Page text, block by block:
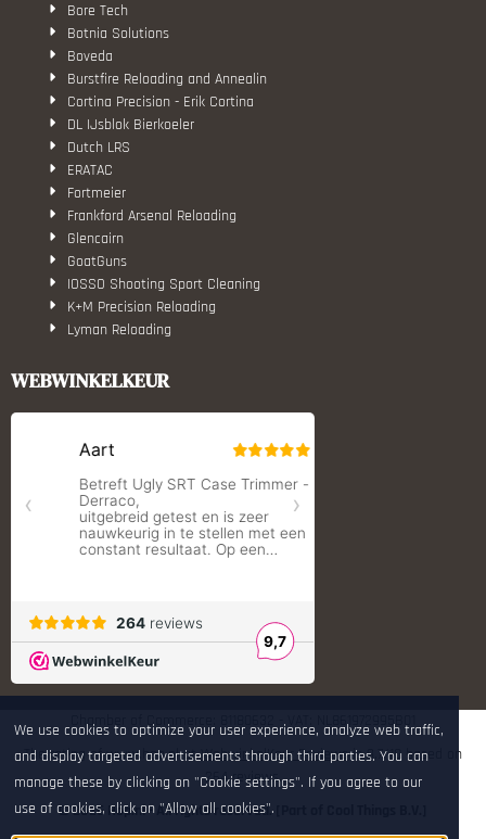
Bore Tech
Botnia Solutions
Boveda
Burstfire Reloading and Annealin
Cortina Precision - Erik Cortina
DL IJsblok Bierkoeler
Dutch LRS
ERATAC
Fortmeier
Frankford Arsenal Reloading
Glencairn
GoatGuns
IOSSO Shooting Sport Cleaning
K+M Precision Reloading
Lyman Reloading
Monstrum Tactical
S.T. Dupont
Shooters Global
Shooting Technology - Reloading
SleipnerX Bipods
SuperTrickler
Tier One Bipods
True Flite
Ugly Reloading - Derraco Enginee
Vortex Optics
WEBWINKELKEUR
Chamber of Commerce: 81180632 - VAT: NL861972995B01
The rating of www.hop.nl atWebwinkelKeur Reviewsis 9.7/10 based on
264 reviews.
© 2026 Hop.nl - All rights reserved. [Part of Cool Things B.V.]
We use cookies to optimize your user experience, analyze web traffic,
and display targeted advertisements through third parties. You can
manage these by clicking on "Cookie settings". If you agree to our
use of cookies, click on "Allow all cookies".